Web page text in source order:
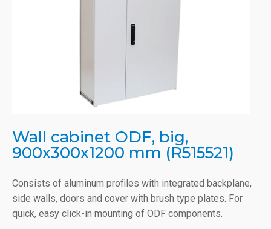
Wall cabinet ODF, big,
900x300x1200 mm (R515521)
Consists of aluminum profiles with integrated backplane,
side walls, doors and cover with brush type plates. For
quick, easy click-in mounting of ODF components.